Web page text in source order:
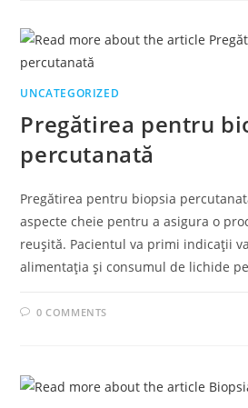
UNCATEGORIZED
Pregătirea pentru
percutanată
Pregătirea pentru biopsia
aspecte cheie pentru a asigura o
reușită. Pacientul va primi indicații
alimentația și consumul de lichide
0 COMMENTS